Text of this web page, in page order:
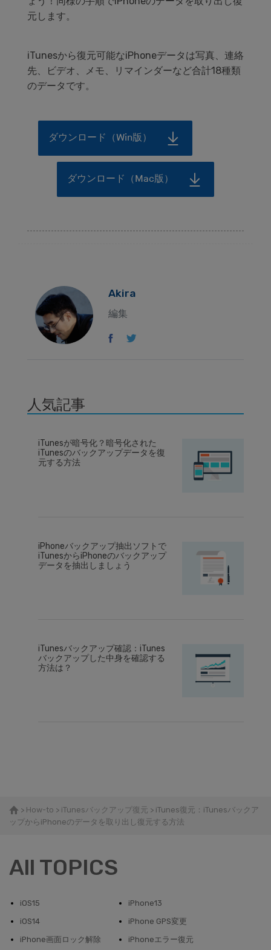
元します。
iTunesから復元可能なiPhoneデータは写真、連絡
先、ビデオ、メモ、リマインダーなど合計18種類
のデータです。
ダウンロード（Win版）
ダウンロード（Mac版）
Akira
編集
人気記事
iTunesが暗号化？暗号化された
iTunesのバックアップデータを復
元する方法
iPhoneバックアップ抽出ソフトで
iTunesからiPhoneのバックアップ
データを抽出しましょう
iTunesバックアップ確認：iTunes
バックアップした中身を確認する
方法は？
> How-to > iTunesバックアップ復元 > iTunes復元：iTunesバックア
ップからiPhoneのデータを取り出し復元する方法
All TOPICS
iOS15
iPhone13
iOS14
iPhone GPS変更
iPhone画面ロック解除
iPhoneエラー復元